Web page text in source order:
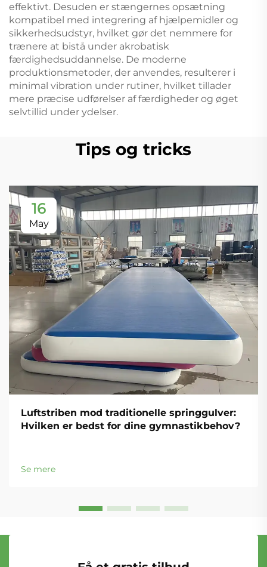
effektivt. Desuden er stængernes opsætning
kompatibel med integrering af hjælpemidler og
sikkerhedsudstyr, hvilket gør det nemmere for
trænere at bistå under akrobatisk
færdighedsuddannelse. De moderne
produktionsmetoder, der anvendes, resulterer i
minimal vibration under rutiner, hvilket tillader
mere præcise udførelser af færdigheder og øget
selvtillid under ydelser.
Tips og tricks
16
May
Luftstriben mod traditionelle springgulver:
Hvilken er bedst for dine gymnastikbehov?
Se mere